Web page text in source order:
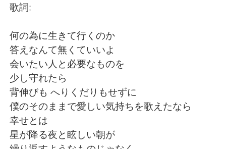
Português
歌詞:
何の為に生きて行くのか
答えなんて無くていいよ
会いたい人と必要なものを
少し守れたら
背伸びも へりくだりもせずに
僕のそのままで愛しい気持ちを歌えたなら
幸せとは
星が降る夜と眩しい朝が